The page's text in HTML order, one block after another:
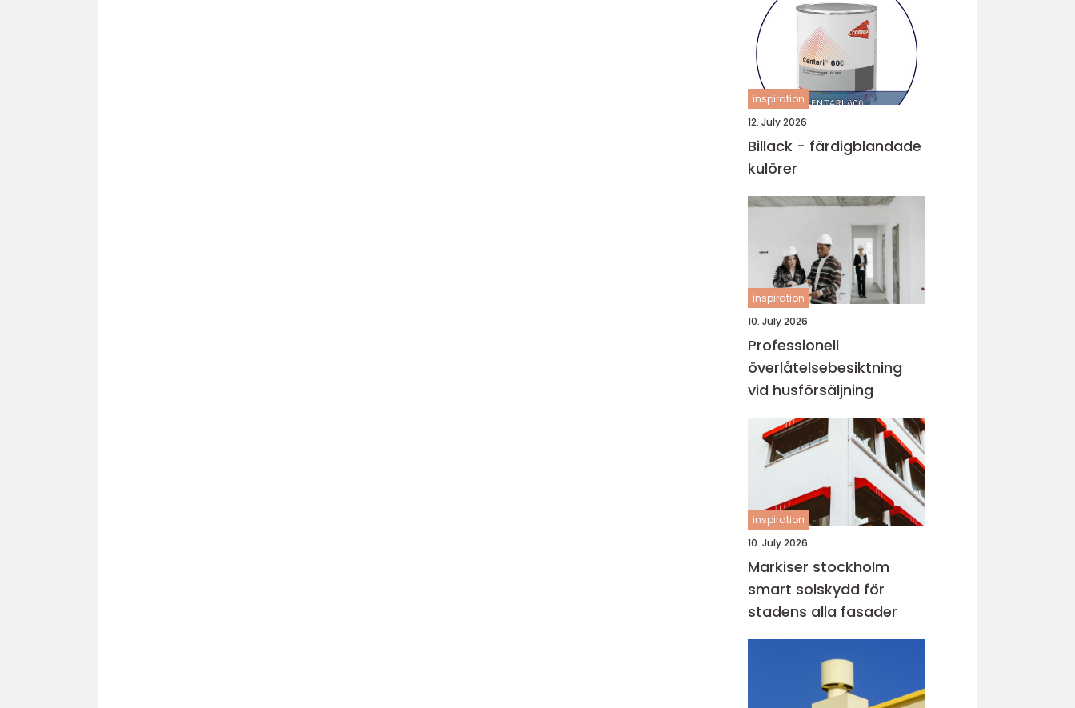
inspiration
12. July 2026
Billack - färdigblandade
kulörer
inspiration
10. July 2026
Professionell
överlåtelsebesiktning
vid husförsäljning
inspiration
10. July 2026
Markiser stockholm
smart solskydd för
stadens alla fasader